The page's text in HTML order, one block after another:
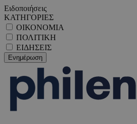
Ειδοποιήσεις
ΚΑΤΗΓΟΡΙΕΣ
ΟΙΚΟΝΟΜΙΑ
ΠΟΛΙΤΙΚΗ
ΕΙΔΗΣΕΙΣ